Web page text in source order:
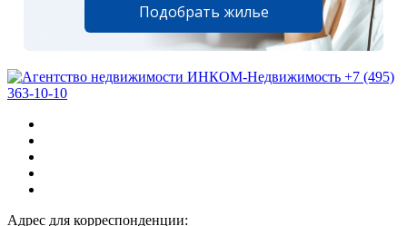
Подобрать жилье
+7 (495)
363-10-10
Адрес для корреспонденции: